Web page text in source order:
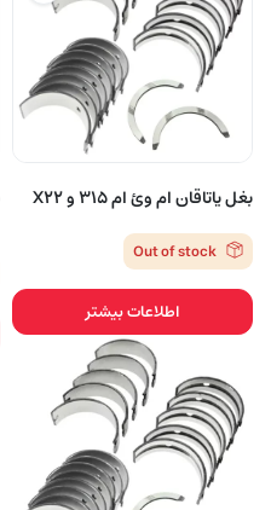
بغل یاتاقان ام وئ ام 315 و X22
Out of stock
اطلاعات بیشتر